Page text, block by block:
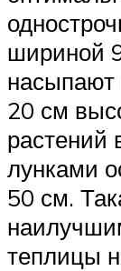
шириной
насыпают
20 см
растений
лунками
50 см.
теплицы